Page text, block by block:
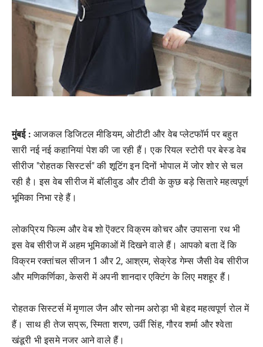
मुंबई :आजकल डिजिटल मीडियम, ओटीटी और वेब प्लेटफॉर्म पर बहुत
सारी नई नई कहानियां पेश की जा रही हैं। एक रियल स्टोरी पर बेस्ड वेब
सीरीज "रोहतक सिस्टर्स" की शूटिंग इन दिनों भोपाल में जोर शोर से चल
रही है। इस वेब सीरीज में बॉलीवुड और टीवी के कुछ बड़े सितारे महत्वपूर्ण
भूमिका निभा रहे हैं।
लोकप्रिय फिल्म और वेब शो ऎक्टर विक्रम कोचर और उपासना रथ भी
इस वेब सीरीज में अहम भूमिकाओं में दिखने वाले हैं। आपको बता दें कि
विक्रम रक्तांचल सीजन 1 और 2, आश्रम, सेक्रेड गेम्स जैसी वेब सीरीज
और मणिकर्णिका, केसरी में अपनी शानदार एक्टिंग के लिए मशहूर हैं।
रोहतक सिस्टर्स में मृणाल जैन और सोनम अरोड़ा भी बेहद महत्वपूर्ण रोल में
हैं। साथ ही तेज सप्रू, स्मिता शरण, उर्वी सिंह, गौरव शर्मा और श्वेता
खंडूरी भी इसमे नजर आने वाले हैं।